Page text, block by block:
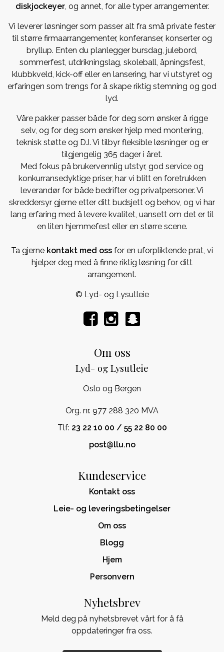
diskjockeyer, og annet, for alle typer arrangementer.
Vi leverer løsninger som passer alt fra små private fester
til større firmaarrangementer, konferanser, konserter og
bryllup. Enten du planlegger bursdag, julebord,
sommerfest, utdrikningslag, skoleball, åpningsfest,
klubbkveld, kick-off eller en lansering, har vi utstyret og
erfaringen som trengs for å skape riktig stemning og god
lyd.
Våre pakker passer både for deg som ønsker å rigge
selv, og for deg som ønsker hjelp med montering,
teknisk støtte og DJ. Vi tilbyr fleksible løsninger og er
tilgjengelig 365 dager i året.
Med fokus på brukervennlig utstyr, god service og
konkurransedyktige priser, har vi blitt en foretrukken
leverandør for både bedrifter og privatpersoner. Vi
skreddersyr gjerne etter ditt budsjett og behov, og vi har
lang erfaring med å levere kvalitet, uansett om det er til
en liten hjemmefest eller en større scene.
Ta gjerne kontakt med oss for en uforpliktende prat, vi
hjelper deg med å finne riktig løsning for ditt
arrangement.
© Lyd- og Lysutleie
Om oss
Lyd- og Lysutleie
Oslo og Bergen
Org. nr. 977 288 320 MVA
Tlf: 23 22 10 00 / 55 22 80 00
post@llu.no
Kundeservice
Kontakt oss
Leie- og leveringsbetingelser
Om oss
Blogg
Hjem
Personvern
Nyhetsbrev
Meld deg på nyhetsbrevet vårt for å få
oppdateringer fra oss.